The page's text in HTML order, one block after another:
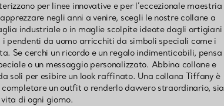
per linee innovative e per l’eccezionale maestria
negli anni a venire, scegli le nostre collane a
industriale o in maglie scolpite ideate dagli artigiani
pendenti da uomo arricchiti da simboli speciali come i
Se cerchi un ricordo e un regalo indimenticabili, pensa
o un messaggio personalizzato. Abbina collane e
soli per esibire un look raffinato. Una collana Tiffany è
un outfit o renderlo davvero straordinario, sia
di ogni giorno.